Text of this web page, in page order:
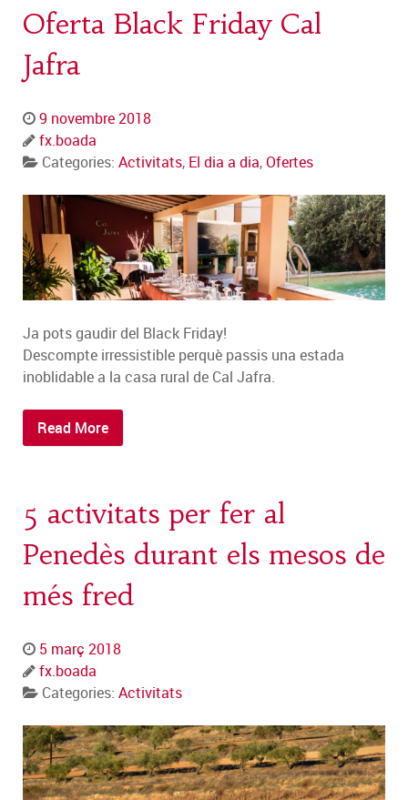
Oferta Black Friday Cal
Jafra
9 novembre 2018
fx.boada
Categories: Activitats, El dia a dia,Ofertes
Ja pots gaudir del Black Friday!
Descompte irressistible perquè passis una estada
inoblidable a la casa rural de Cal Jafra.
Read More
5 activitats per fer al
Penedès durant els mesos de
més fred
5 març 2018
fx.boada
Categories: Activitats